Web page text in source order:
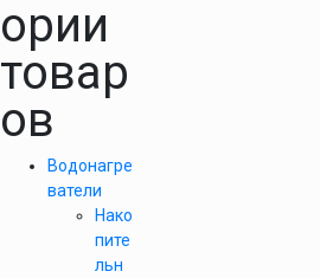
ории
товар
ов
Водонагре
ватели
Нако
пите
льн